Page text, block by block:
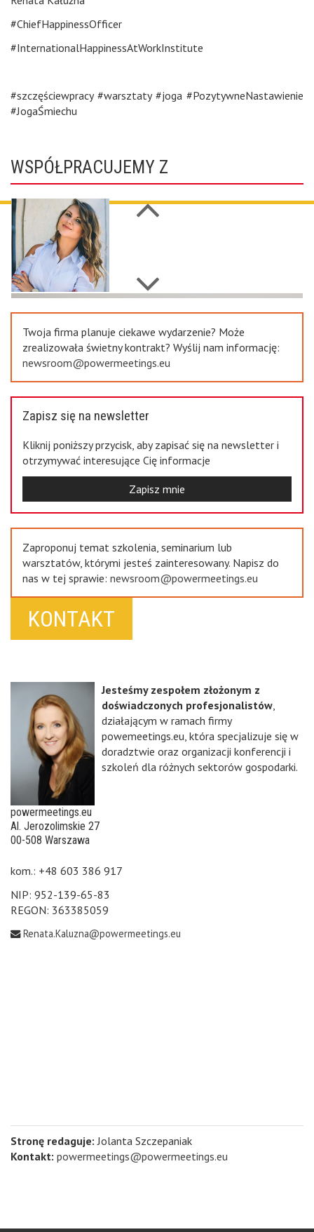
#ChiefHappinessOfficer
#InternationalHappinessAtWorkInstitute
#szczęściewpracy #warsztaty #joga #PozytywneNastawienie
#JogaŚmiechu
WSPÓŁPRACUJEMY Z
Previous
Twoja firma planuje ciekawe wydarzenie? Może
zrealizowała świetny kontrakt? Wyślij nam informację:
newsroom@powermeetings.eu
Zapisz się na newsletter
Kliknij poniższy przycisk, aby zapisać się na newsletter i
otrzymywać interesujące Cię informacje
Zapisz mnie
Zaproponuj temat szkolenia, seminarium lub
warsztatów, którymi jesteś zainteresowany. Napisz do
nas w tej sprawie: newsroom@powermeetings.eu
KONTAKT
Jesteśmy zespołem złożonym z
doświadczonych profesjonalistów,
działającym w ramach firmy
powemeetings.eu, która specjalizuje się w
doradztwie oraz organizacji konferencji i
szkoleń dla różnych sektorów gospodarki.
powermeetings.eu
Al. Jerozolimskie 27
00-508 Warszawa
kom.: +48 603 386 917
NIP: 952-139-65-83
REGON: 363385059
Renata.Kaluzna@powermeetings.eu
Stronę redaguje: Jolanta Szczepaniak
Kontakt: powermeetings@powermeetings.eu